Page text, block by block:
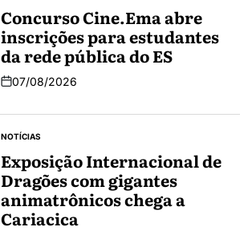
Concurso Cine.Ema abre
inscrições para estudantes
da rede pública do ES
07/08/2026
NOTÍCIAS
Exposição Internacional de
Dragões com gigantes
animatrônicos chega a
Cariacica